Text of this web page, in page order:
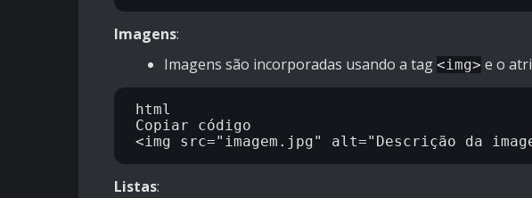
Imagens:
Imagens são incorporadas usando a tag <img> e o
html
Copiar código
Listas: